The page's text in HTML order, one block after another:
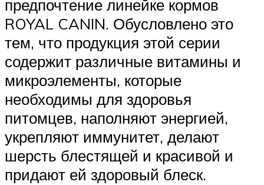
предпочтение линейке кормов
ROYAL CANIN. Обусловлено это
тем, что продукция этой серии
содержит различные витамины и
микроэлементы, которые
необходимы для здоровья
питомцев, наполняют энергией,
укрепляют иммунитет, делают
шерсть блестящей и красивой и
придают ей здоровый блеск.